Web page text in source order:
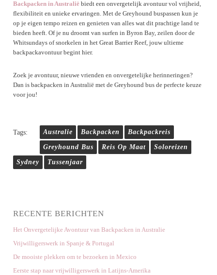
Backpacken in Australiëbiedt een onvergetelijk avontuur vol vrijheid,
flexibiliteit en unieke ervaringen. Met de Greyhound buspassen kun je
op je eigen tempo reizen en genieten van alles wat dit prachtige land te
bieden heeft. Of je nu droomt van surfen in Byron Bay, zeilen door de
Whitsundays of snorkelen in het Great Barrier Reef, jouw ultieme
backpackavontuur begint hier.
Zoek je avontuur, nieuwe vrienden en onvergetelijke herinneringen?
Dan is backpacken in Australië met de Greyhound bus de perfecte keuze
voor jou!
Tags: Australie Backpacken Backpackreis
Greyhound Bus Reis Op Maat Soloreizen
Sydney Tussenjaar
RECENTE BERICHTEN
Het Onvergetelijke Avontuur van Backpacken in Australie
Vrijwilligerswerk in Spanje & Portugal
De mooiste plekken om te bezoeken in Mexico
Eerste stap naar vrijwilligerswerk in Latijns-Amerika